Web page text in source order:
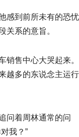
感到前所未有的恐忧
关系的意旨。
销售中心大哭起来。
越多的东说念主运行
问着周林通常的问
我？”